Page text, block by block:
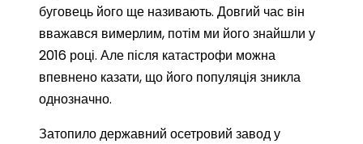
буговець його ще називають. Довгий час він
вважався вимерлим, потім ми його знайшли у
2016 році. Але після катастрофи можна
впевнено казати, що його популяція зникла
однозначно.
Затопило державний осетровий завод у